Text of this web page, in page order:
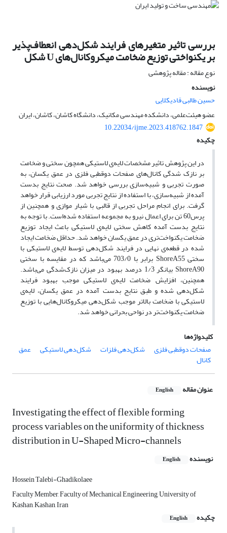
بررسی تاثیر متغیرهای فرایند شکل‌دهی انعطاف‌پذیر
بر یکنواختی توزیع ضخامت میکروکانال‌های U شکل
نوع مقاله : مقاله پژوهشی
نویسنده
حسین طالبی قادیکلایی
عضو هیئت‌علمی، دانشکده مهندسی مکانیک، دانشگاه کاشان، کاشان، ایران
10.22034/ijme.2023.418762.1847
چکیده
در این پژوهش تاثیر مشخصات لایه‌ی لاستیکی همچون سختی و ضخامت
بر نازک شدگی کانال‌های صفحات دوقطبی فلزی در عمق یکسان، به
صورت تجربی و شبیه‌سازی بررسی‌ خواهد شد. صحت نتایج بدست
آمده از شبیه‌سازی، با استفاده از نتایج تجربی مورد ارزیابی قرار خواهد
گرفت. برای انجام مراحل تجربی از قالبی با شیار موازی و همچنین از
پرس‌60 تن برای اعمال نیرو به مجموعه استفاده شده‌است. با توجه به
نتایج بدست ‌آمده کاهش سختی لایه‌ی لاستیکی باعث ایجاد توزیع
ضخامت یکنواخت‌تری در عمق یکسان خواهد ‌شد. حداقل ضخامت ایجاد
شده در قطعه‌ی نهایی در فرایند شکل‌دهی توسط لایه‌ی لاستیکی با
سختی ShoreA55 برابر با 703/0 می‌باشد که در مقایسه با سختی
ShoreA90‌ بیانگر 1/3 درصد بهبود در میزان نازک‌شدگی می‌باشد.
همچنین، افزایش ضخامت لایه‌ی لاستیکی موجب بهبود فرایند
شکل‌دهی شده و طبق نتایج بدست آمده در عمق یکسان، لایه‌ی
لاستیکی با ضخامت بالاتر موجب شکل‌دهی میکروکانال‌هایی با توزیع
ضخامت یکنواخت‌تر در نواحی بحرانی خواهد ‌شد.
کلیدواژه‌ها
صفحات دوقطبی فلزی
شکل‌دهی فلزات شکل‌دهی لاستیکی عمق
کانال
عنوان مقاله English
Investigating the effect of flexible forming
process variables on the uniformity of thickness
distribution in U-Shaped Micro-channels
نویسنده English
Hossein Talebi-Ghadikolaee
Faculty Member, Faculty of Mechanical Engineering, University of
Kashan, Kashan, Iran
چکیده
English